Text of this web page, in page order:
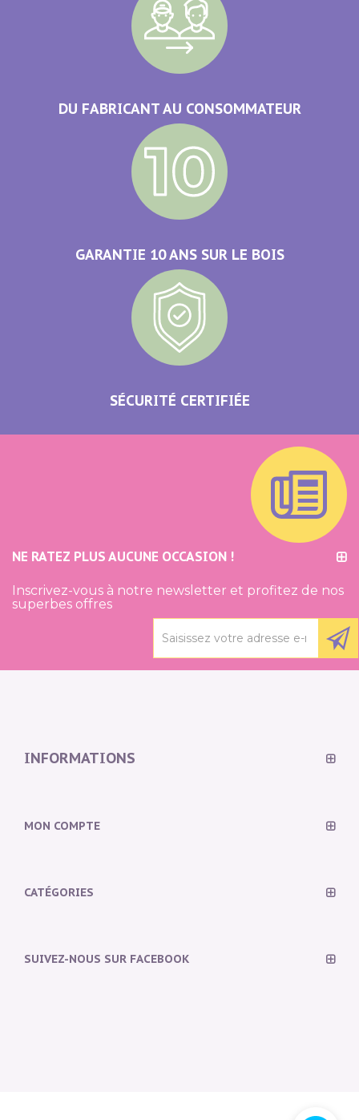
DU FABRICANT AU CONSOMMATEUR
GARANTIE 10 ANS SUR LE BOIS
SÉCURITÉ CERTIFIÉE
NE RATEZ PLUS AUCUNE OCCASION !
Inscrivez-vous à notre newsletter et profitez de nos
superbes offres
INFORMATIONS
MON COMPTE
CATÉGORIES
SUIVEZ-NOUS SUR FACEBOOK